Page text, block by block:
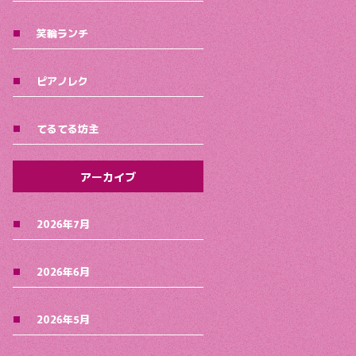
笑輪ランチ
ピアノレク
てるてる坊主
アーカイブ
2026年7月
2026年6月
2026年5月